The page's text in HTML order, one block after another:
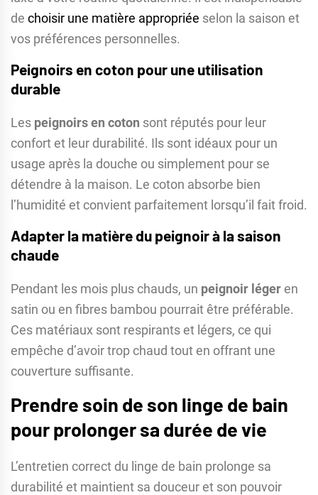
de choisir une matière appropriée selon la saison et
vos préférences personnelles.
Peignoirs en coton pour une utilisation
durable
Les peignoirs en coton sont réputés pour leur
confort et leur durabilité. Ils sont idéaux pour un
usage après la douche ou simplement pour se
détendre à la maison. Le coton absorbe bien
l’humidité et convient parfaitement lorsqu’il fait froid.
Adapter la matière du peignoir à la saison
chaude
Pendant les mois plus chauds, un peignoir léger en
satin ou en fibres bambou pourrait être préférable.
Ces matériaux sont respirants et légers, ce qui
empêche d’avoir trop chaud tout en offrant une
couverture suffisante.
Prendre soin de son linge de bain
pour prolonger sa durée de vie
L’entretien correct du linge de bain prolonge sa
durabilité et maintient sa douceur et son pouvoir